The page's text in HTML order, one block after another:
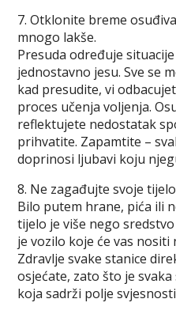
7. Otklonite breme
mnogo lakše.
Presuda određuje
jednostavno jesu. Sve se
kad presudite, vi
proces učenja voljenja.
reflektujete nedostatak
prihvatite. Zapamtite –
doprinosi ljubavi koju
8. Ne zagađujte svoje
Bilo putem hrane, pića ili
tijelo je više nego
je vozilo koje će vas nositi
Zdravlje svake stanice
osjećate, zato što je
koja sadrži polje